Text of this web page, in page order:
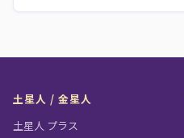
土星人 / 金星人
土星人 プラス